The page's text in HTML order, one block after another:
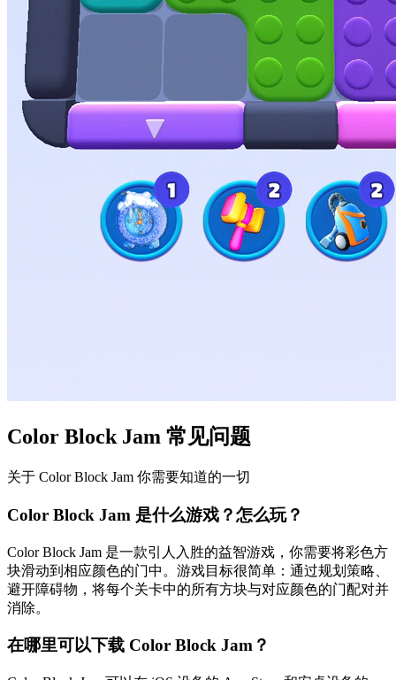
Color Block Jam 常见问题
关于 Color Block Jam 你需要知道的一切
Color Block Jam 是什么游戏？怎么玩？
Color Block Jam 是一款引人入胜的益智游戏，你需要将彩色方
块滑动到相应颜色的门中。游戏目标很简单：通过规划策略、
避开障碍物，将每个关卡中的所有方块与对应颜色的门配对并
消除。
在哪里可以下载 Color Block Jam？